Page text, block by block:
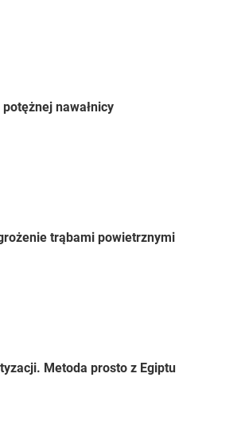
nawałnicy
trąbami powietrznymi
Metoda prosto z Egiptu